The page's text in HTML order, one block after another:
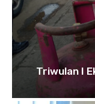
Triwulan I